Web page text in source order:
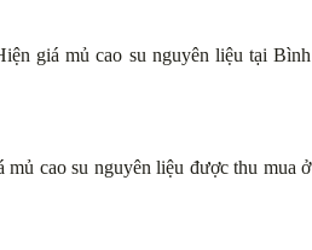
giá mủ cao su nguyên liệu tại Bình
cao su nguyên liệu được thu mua ở